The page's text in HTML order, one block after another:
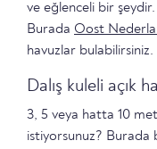
ve eğlenceli bir
Burada Oost
havuzlar bulabilirsiniz.
Dalış kuleli açık
3, 5 veya hatta 10
istiyorsunuz? Burada